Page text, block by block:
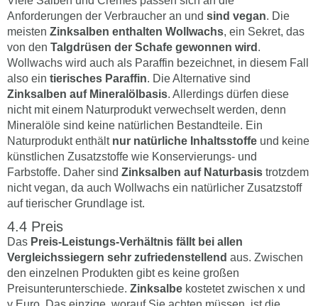
Anforderungen der Verbraucher an und sind vegan. Die
meisten Zinksalben enthalten Wollwachs, ein Sekret, das
von den Talgdrüsen der Schafe gewonnen wird .
Wollwachs wird auch als Paraffin bezeichnet, in diesem Fall
also ein tierisches Paraffin. Die Alternative sind
Zinksalben auf Mineralölbasis. Allerdings dürfen diese
nicht mit einem Naturprodukt verwechselt werden, denn
Mineralöle sind keine natürlichen Bestandteile. Ein
Naturprodukt enthält nur natürliche Inhaltsstoffe und keine
künstlichen Zusatzstoffe wie Konservierungs- und
Farbstoffe. Daher sind Zinksalben auf Naturbasis trotzdem
nicht vegan, da auch Wollwachs ein natürlicher Zusatzstoff
auf tierischer Grundlage ist.
Preis
Das Preis-Leistungs-Verhältnis fällt bei allen
Vergleichssiegern sehr zufriedenstellend aus. Zwischen
den einzelnen Produkten gibt es keine großen
Preisunterunterschiede. Zinksalbe kostetet zwischen x und